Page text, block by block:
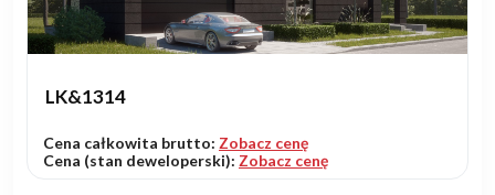
LK&1314
Cena całkowita brutto: Zobacz cenę
Cena (stan deweloperski): Zobacz cenę